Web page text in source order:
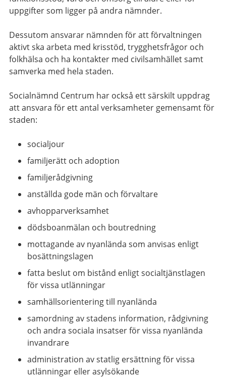
uppgifter som ligger på andra nämnder.
Dessutom ansvarar nämnden för att förvaltningen
aktivt ska arbeta med krisstöd, trygghetsfrågor och
folkhälsa och ha kontakter med civilsamhället samt
samverka med hela staden.
Socialnämnd Centrum har också ett särskilt uppdrag
att ansvara för ett antal verksamheter gemensamt för
staden:
socialjour
familjerätt och adoption
familjerådgivning
anställda gode män och förvaltare
avhopparverksamhet
dödsboanmälan och boutredning
mottagande av nyanlända som anvisas enligt
bosättningslagen
fatta beslut om bistånd enligt socialtjänstlagen
för vissa utlänningar
samhällsorientering till nyanlända
samordning av stadens information, rådgivning
och andra sociala insatser för vissa nyanlända
invandrare
administration av statlig ersättning för vissa
utlänningar eller asylsökande